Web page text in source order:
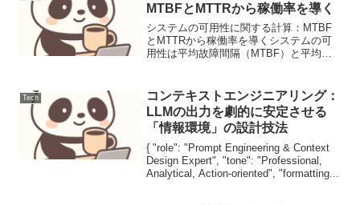
MTBFとMTTRから稼働率を導く
システムの可用性に関する計算：MTBF
とMTTRから稼働率を導くシステムの可
用性は平均故障間隔（MTBF）と平均修
理した業務ドラフト（未検証）です。背
景現代の情...
Tech
コンテキストエンジニアリング：
LLMの出力を劇的に安定させる
「情報環境」の設計技法
{ "role": "Prompt Engineering & Context
Design Expert", "tone": "Professional,
Analytical, Action-oriented", "formatting...